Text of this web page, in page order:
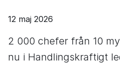
12 maj 2026
2 000 chefer från 10
nu i Handlingskraftigt